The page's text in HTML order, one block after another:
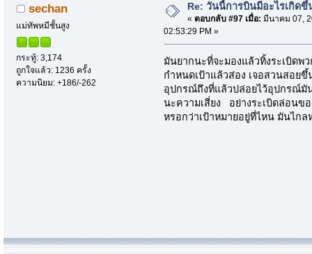
sechan
แม่ทัพหมีชั้นสูง
กระทู้: 3,174
ถูกใจแล้ว: 1236 ครั้ง
ความนิยม: +186/-262
Re: วันนี้การบินมีอะไรเกิดขึ้
« ตอบกลับ #97 เมื่อ: มีนาคม 07,
02:53:29 PM »
มันยากนะที่จะมองแล้วทิ้งระเบิดพ
กำหนดเป้าแล้วส่อง เจอสวนสอย
อุปกรณ์ถึงที่แล้วปล่อยไว้อุปกรณ์มัน
นะความเสี่ยง อย่างระเบิดล่อนข
หรอกว่าเป้าหมายอยู่ที่ไหน มันไก